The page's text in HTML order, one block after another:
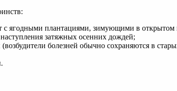
с ягодными плантациями, зимующими в открытом
затяжных осенних дождей;
болезней обычно сохраняются в